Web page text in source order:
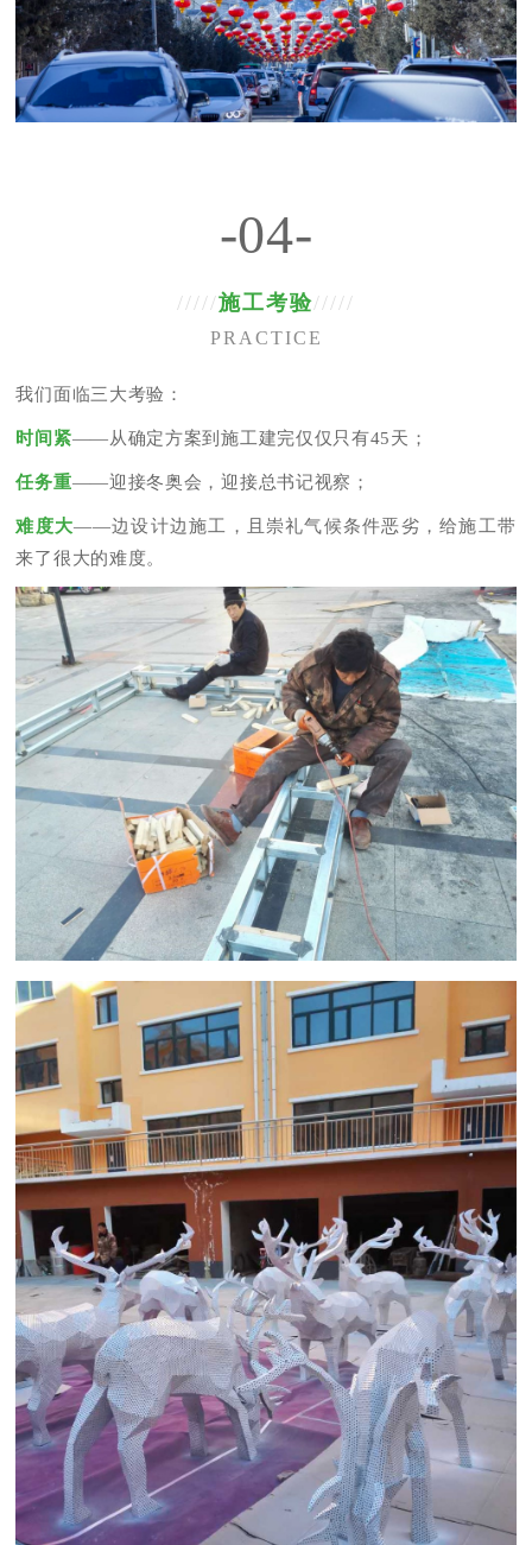
-04-
/////施工考验/////
PRACTICE
我们面临三大考验：
时间紧——从确定方案到施工建完仅仅只有45天；
任务重——迎接冬奥会，迎接总书记视察；
难度大——边设计边施工，且崇礼气候条件恶劣，给施工带
来了很大的难度。